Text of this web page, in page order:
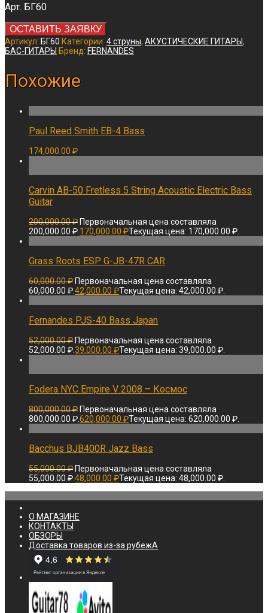
Арт. БГ60
ОСТАВИТЬ ЗАЯВКУ
Артикул: БГ60 Категории: 4 струны, АКУСТИЧЕСКИЕ ГИТАРЫ,
БАС-ГИТАРЫ Бренд: FERNANDES
Похожие
Paul Reed Smith EB-4 Bass
174,000.00 ₽
Carvin AB-50 Fretless 5 String Acoustic Electric Bass
Guitar
200,000.00₽ Первоначальная цена составляла
200,000.00 ₽.170,000.00 ₽Текущая цена: 170,000.00 ₽.
Grass Roots ESP G-JB-47R CAR
60,000.00₽ Первоначальная цена составляла
60,000.00 ₽.42,000.00 ₽Текущая цена: 42,000.00 ₽.
Fernandes PJS-40 Bass Japan
52,000.00₽ Первоначальная цена составляла
52,000.00 ₽.39,000.00 ₽Текущая цена: 39,000.00 ₽.
Fodera NYC Empire V 2008 – Космос
800,000.00₽ Первоначальная цена составляла
800,000.00 ₽.620,000.00 ₽Текущая цена: 620,000.00 ₽.
Bacchus BJB400R Jazz Bass
55,000.00₽ Первоначальная цена составляла
55,000.00 ₽.48,000.00 ₽Текущая цена: 48,000.00 ₽.
О МАГАЗИНЕ
КОНТАКТЫ
ОБЗОРЫ
Доставка товаров из-за рубежА